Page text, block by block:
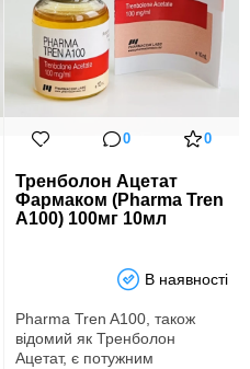
0 0
Тренболон Ацетат
Фармаком (Pharma Tren
A100) 100мг 10мл
В наявності
Pharma Tren A100, також
відомий як Тренболон
Ацетат, є потужним